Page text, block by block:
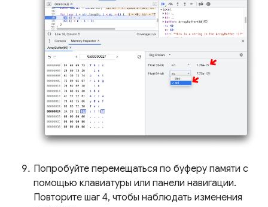
Попробуйте перемещаться по буферу памяти с
помощью клавиатуры или панели навигации.
Повторите шаг 4, чтобы наблюдать изменения